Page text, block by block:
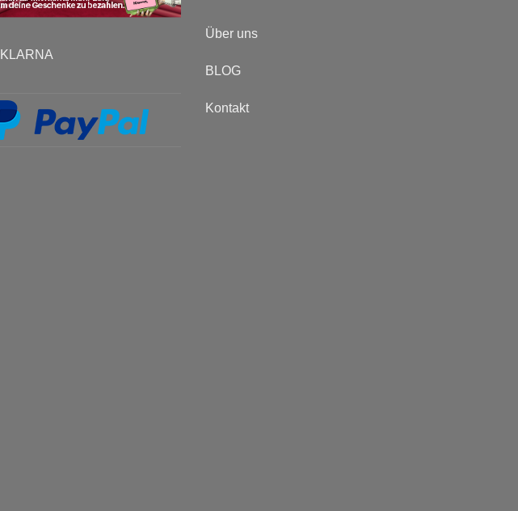
Über uns
BLOG
Kontakt